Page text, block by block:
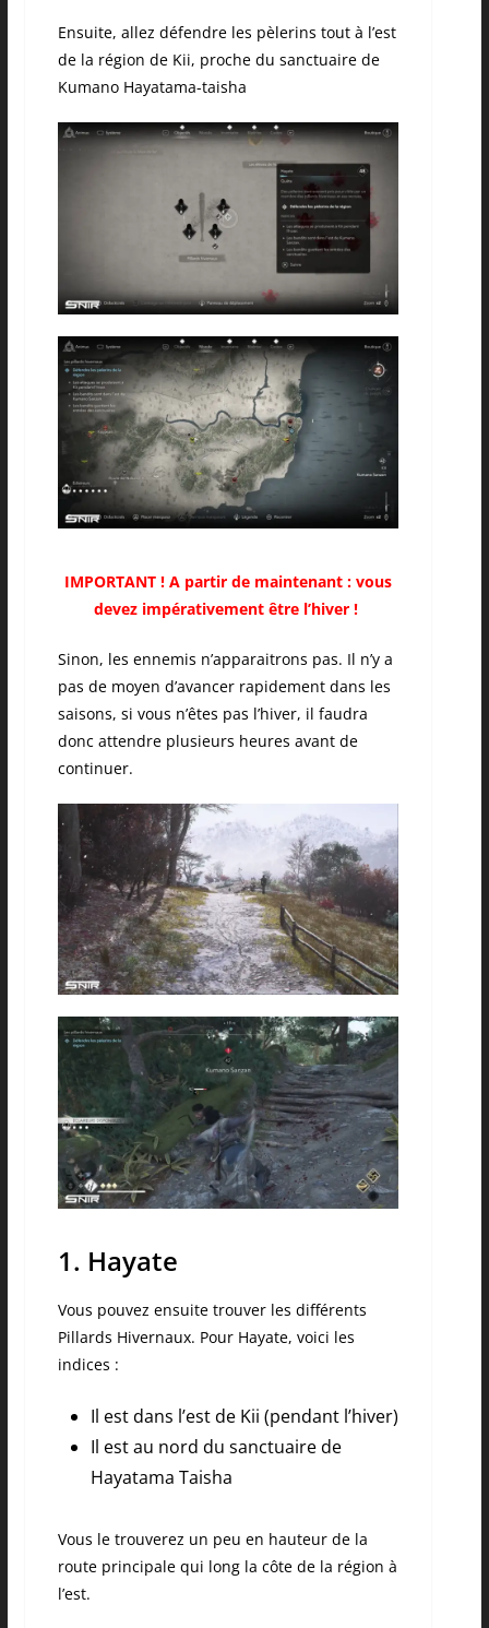
Ensuite, allez défendre les pèlerins tout à l’est
de la région de Kii, proche du sanctuaire de
Kumano Hayatama-taisha
IMPORTANT ! A partir de maintenant : vous
devez impérativement être l’hiver !
Sinon, les ennemis n’apparaitrons pas. Il n’y a
pas de moyen d’avancer rapidement dans les
saisons, si vous n’êtes pas l’hiver, il faudra
donc attendre plusieurs heures avant de
continuer.
1. Hayate
Vous pouvez ensuite trouver les différents
Pillards Hivernaux. Pour Hayate, voici les
indices :
Il est dans l’est de Kii (pendant l’hiver)
Il est au nord du sanctuaire de
Hayatama Taisha
Vous le trouverez un peu en hauteur de la
route principale qui long la côte de la région à
l’est.